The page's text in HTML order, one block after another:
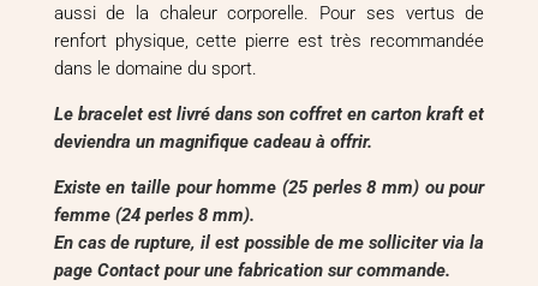
aussi de la chaleur corporelle. Pour ses vertus de
renfort physique, cette pierre est très recommandée
dans le domaine du sport.
Le bracelet est livré dans son coffret en carton kraft et
deviendra un magnifique cadeau à offrir.
Existe en taille pour homme (25 perles 8 mm) ou pour
femme (24 perles 8 mm).
En cas de rupture, il est possible de me solliciter via la
page Contact pour une fabrication sur commande.